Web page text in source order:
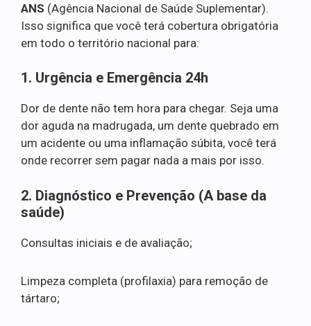
ANS (Agência Nacional de Saúde Suplementar).
Isso significa que você terá cobertura obrigatória
em todo o território nacional para:
1. Urgência e Emergência 24h
Dor de dente não tem hora para chegar. Seja uma
dor aguda na madrugada, um dente quebrado em
um acidente ou uma inflamação súbita, você terá
onde recorrer sem pagar nada a mais por isso.
2. Diagnóstico e Prevenção (A base da
saúde)
Consultas iniciais e de avaliação;
Limpeza completa (profilaxia) para remoção de
tártaro;